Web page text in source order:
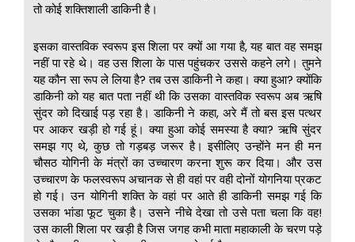
तो कोई शक्तिशाली डाकिनी है।
इसका वास्तविक स्वरूप इस शिला पर क्यों आ गया है, यह बात वह समझ
नहीं पा रहे थे। वह उस शिला के पास पहुंचकर उससे कहने लगे। तुमने
यह कौन सा रूप ले लिया है? तब उस डाकिनी ने कहा। क्या हुआ? क्योंकि
डाकिनी को यह बात पता नहीं थी कि उसका वास्तविक स्वरूप अब ऋषि
सुंदर को दिखाई पड़ रहा है। डाकिनी ने कहा, अरे मैं तो बस इस पत्थर
पर आकर खड़ी हो गई हूं। क्या हुआ कोई समस्या है क्या? ऋषि सुंदर
समझ गए थे, कुछ तो गड़बड़ जरूर है। इसीलिए उन्होंने मन ही मन
चौसठ योगिनी के मंत्रों का उच्चारण करना शुरू कर दिया। और उस
उच्चारण के फलस्वरूप अचानक से ही वहां पर वही दोनों योगनिया प्रकट
हो गई। उन योगिनी शक्ति के वहां पर आते ही डाकिनी समझ गई कि
उसका भांडा फूट चुका है। उसने नीचे देखा तो उसे पता चला कि वह!
उस काली शिला पर खड़ी है जिस जगह कभी माता महाकाली के चरण पड़े